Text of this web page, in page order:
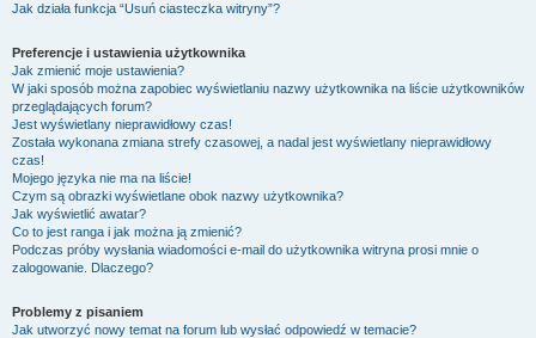
Jak działa funkcja “Usuń ciasteczka witryny”?
Preferencje i ustawienia użytkownika
Jak zmienić moje ustawienia?
W jaki sposób można zapobiec wyświetlaniu nazwy użytkownika na liście użytkowników
przeglądających forum?
Jest wyświetlany nieprawidłowy czas!
Została wykonana zmiana strefy czasowej, a nadal jest wyświetlany nieprawidłowy
czas!
Mojego języka nie ma na liście!
Czym są obrazki wyświetlane obok nazwy użytkownika?
Jak wyświetlić awatar?
Co to jest ranga i jak można ją zmienić?
Podczas próby wysłania wiadomości e-mail do użytkownika witryna prosi mnie o
zalogowanie. Dlaczego?
Problemy z pisaniem
Jak utworzyć nowy temat na forum lub wysłać odpowiedź w temacie?